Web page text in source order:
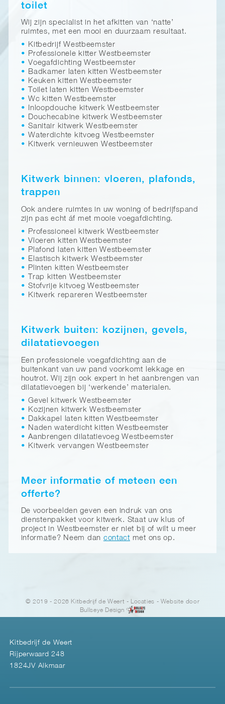
toilet
Wij zijn specialist in het afkitten van ‘natte’
ruimtes, met een mooi en duurzaam resultaat.
Kitbedrijf Westbeemster
Professionele kitter Westbeemster
Voegafdichting Westbeemster
Badkamer laten kitten Westbeemster
Keuken kitten Westbeemster
Toilet laten kitten Westbeemster
Wc kitten Westbeemster
Inloopdouche kitwerk Westbeemster
Douchecabine kitwerk Westbeemster
Sanitair kitwerk Westbeemster
Waterdichte kitvoeg Westbeemster
Kitwerk vernieuwen Westbeemster
Kitwerk binnen: vloeren, plafonds,
trappen
Ook andere ruimtes in uw woning of bedrijfspand
zijn pas echt áf met mooie voegafdichting.
Professioneel kitwerk Westbeemster
Vloeren kitten Westbeemster
Plafond laten kitten Westbeemster
Elastisch kitwerk Westbeemster
Plinten kitten Westbeemster
Trap kitten Westbeemster
Stofvrije kitvoeg Westbeemster
Kitwerk repareren Westbeemster
Kitwerk buiten: kozijnen, gevels,
dilatatievoegen
Een professionele voegafdichting aan de
buitenkant van uw pand voorkomt lekkage en
houtrot. Wij zijn ook expert in het aanbrengen van
dilatatievoegen bij ‘werkende’ materialen.
Gevel kitwerk Westbeemster
Kozijnen kitwerk Westbeemster
Dakkapel laten kitten Westbeemster
Naden waterdicht kitten Westbeemster
Aanbrengen dilatatievoeg Westbeemster
Kitwerk vervangen Westbeemster
Meer informatie of meteen een
offerte?
De voorbeelden geven een indruk van ons
dienstenpakket voor kitwerk. Staat uw klus of
project in Westbeemster er niet bij of wilt u meer
informatie? Neem dan contact met ons op.
© 2019 - 2026 Kitbedrijf de Weert - Locaties - Website door
Bullseye Design
Kitbedrijf de Weert
Rijperwaard 248
1824JV Alkmaar